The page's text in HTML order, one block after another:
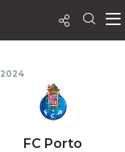
2024
FC Porto